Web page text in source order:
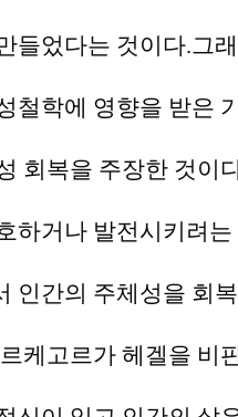
들었다는 것이다.그
철학에 영향을 받은
회복을 주장한 것이
하거나 발전시키려
인간의 주체성을 회
케고르가 헤겔을 비